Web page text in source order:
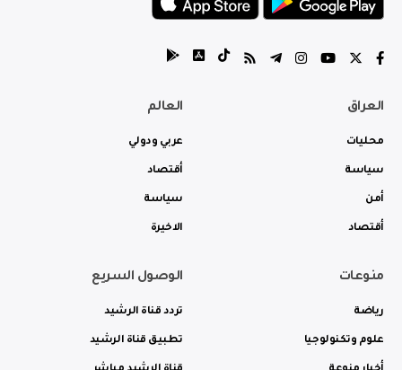
العراق
محليات
سياسة
أمن
أقتصاد
العالم
عربي ودولي
أقتصاد
سياسة
الاخيرة
منوعات
رياضة
علوم وتكنولوجيا
الوصول السريع
تردد قناة الرشيد
تطبيق قناة الرشيد